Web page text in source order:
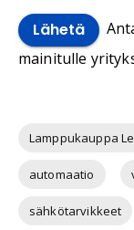
Lähetä
mainitulle
Lamppukauppa
automaatio
sähkötarvikkeet